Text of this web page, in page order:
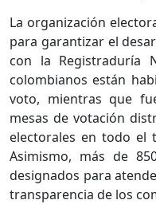
La organización
para garantizar el
con la Registraduría
colombianos están
voto, mientras que
mesas de votación
electorales en todo el
Asimismo, más de
designados para
transparencia de los